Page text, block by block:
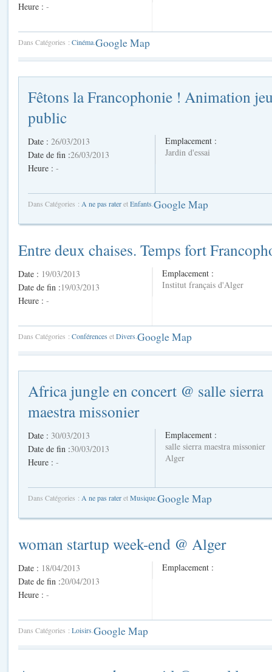
Heure : -
Dans Catégories : CinémaGoogle Map
Fêtons la Francophonie ! Animation
public
Date : 26/03/2013
Date de fin :26/03/2013
Heure : -
Emplacement :
Jardin d'essai
Dans Catégories : A ne pas rateretEnfants Google Map
Entre deux chaises. Temps fort
Date : 19/03/2013
Date de fin :19/03/2013
Heure : -
Emplacement :
Institut français d'Alger
Dans Catégories : Conférences etDivers Google Map
Africa jungle en concert @ salle sierra
maestra missonier
Date : 30/03/2013
Date de fin :30/03/2013
Heure : -
Emplacement :
salle sierra maestra missonier
Alger
Dans Catégories : A ne pas rateretMusiqueGoogle Map
woman startup week-end @ Alger
Date : 18/04/2013
Date de fin :20/04/2013
Heure : -
Emplacement :
Dans Catégories : Loisirs Google Map